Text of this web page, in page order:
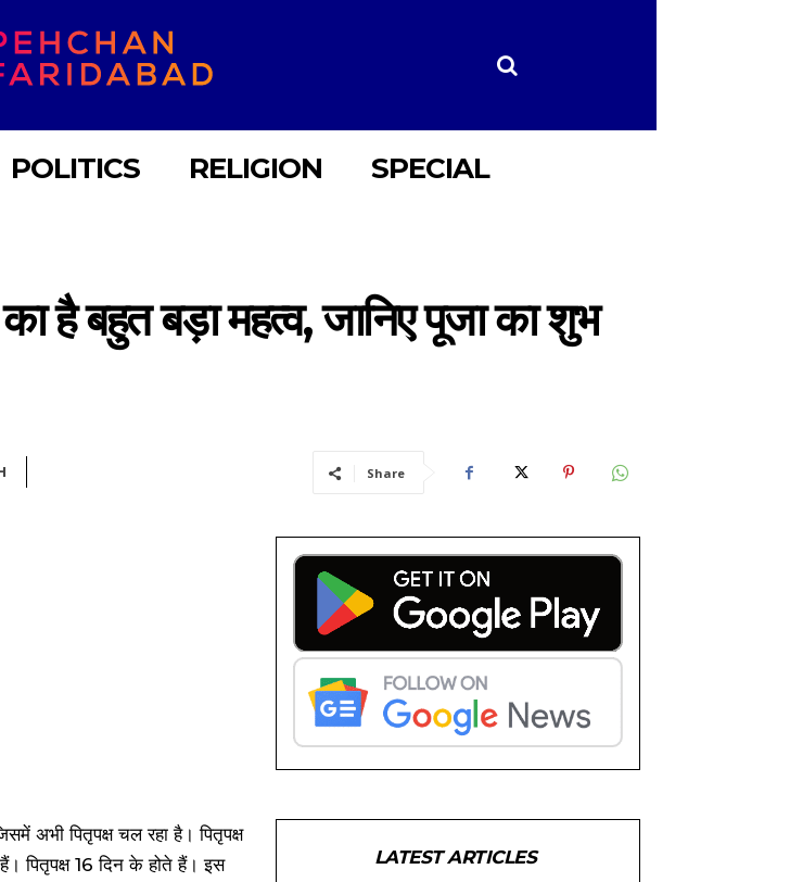
POLITICS RELIGION SPECIAL
का है बहुत बड़ा महत्व, जानिए पूजा का शुभ
Share
अभी पितृपक्ष चल रहा है। पितृपक्ष
पितृपक्ष 16 दिन के होते हैं। इस
LATEST ARTICLES